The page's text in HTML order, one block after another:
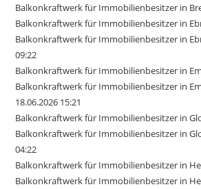
Balkonkraftwerk für Immobilienbesitzer in
Balkonkraftwerk für Immobilienbesitzer in
Balkonkraftwerk für Immobilienbesitzer in
09:22
Balkonkraftwerk für Immobilienbesitzer in
Balkonkraftwerk für Immobilienbesitzer in
18.06.2026 15:21
Balkonkraftwerk für Immobilienbesitzer in
Balkonkraftwerk für Immobilienbesitzer in
04:22
Balkonkraftwerk für Immobilienbesitzer in
Balkonkraftwerk für Immobilienbesitzer in